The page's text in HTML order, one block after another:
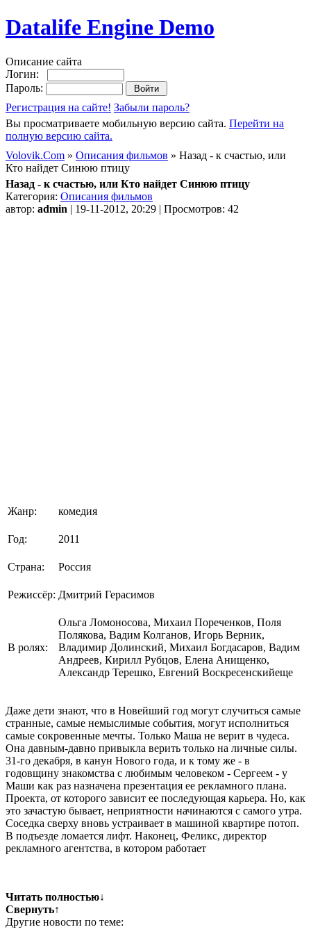
Datalife Engine Demo
Описание сайта
Логин:
Пароль:
Регистрация на сайте! Забыли пароль?
Вы просматриваете мобильную версию сайта. Перейти на
полную версию сайта.
Volovik.Com » Описания фильмов » Назад - к счастью, или
Кто найдет Синюю птицу
Назад - к счастью, или Кто найдет Синюю птицу
Категория: Описания фильмов
автор: admin | 19-11-2012, 20:29 | Просмотров: 42
Жанр: комедия
Год: 2011
Страна: Россия
Режиссёр: Дмитрий Герасимов
В ролях:
Ольга Ломоносова, Михаил Пореченков, Поля
Полякова, Вадим Колганов, Игорь Верник,
Владимир Долинский, Михаил Богдасаров, Вадим
Андреев, Кирилл Рубцов, Елена Анищенко,
Александр Терешко, Евгений Воскресенскийеще
Даже дети знают, что в Новейший год могут случиться самые
странные, самые немыслимые события, могут исполниться
самые сокровенные мечты. Только Маша не верит в чудеса.
Она давным-давно привыкла верить только на личные силы.
31-го декабря, в канун Нового года, и к тому же - в
годовщину знакомства с любимым человеком - Сергеем - у
Маши как раз назначена презентация ее рекламного плана.
Проекта, от которого зависит ее последующая карьера. Но, как
это зачастую бывает, неприятности начинаются с самого утра.
Соседка сверху вновь устраивает в машиной квартире потоп.
В подъезде ломается лифт. Наконец, Феликс, директор
рекламного агентства, в котором работает
Читать полностью↓
Свернуть↑
Другие новости по теме: